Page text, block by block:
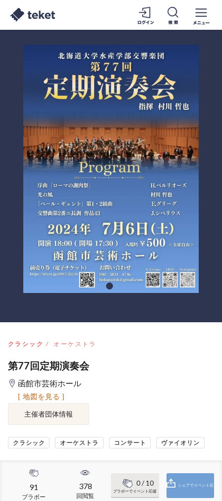
クラシック オーケストラ
第77回定期演奏会
函館市芸術ホール
[ 地図を見る ]
主催者団体情報
クラシック オーケストラ コンサート ヴァイオリン
91
ブラボー
378
回閲覧
0/ 10
ブラボーでイベント応援
シェアでイベント応